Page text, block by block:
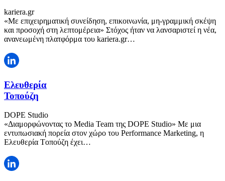
kariera.gr
«Με επιχειρηματική συνείδηση, επικοινωνία, μη-γραμμική σκέψη
και προσοχή στη λεπτομέρεια» Στόχος ήταν να λανσαριστεί η νέα,
ανανεωμένη πλατφόρμα του kariera.gr…
Ελευθερία
Τοπούζη
DOPE Studio
«Διαμορφώνοντας το Media Team της DOPE Studio» Με μια
εντυπωσιακή πορεία στον χώρο του Performance Marketing, η
Ελευθερία Tοπούζη έχει…